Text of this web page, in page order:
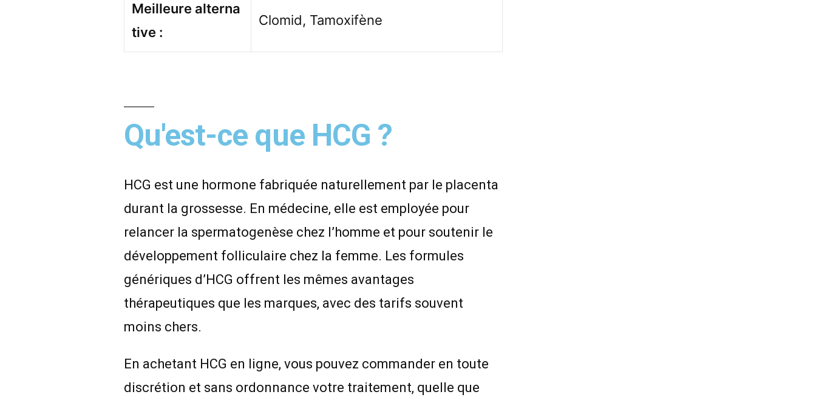
Meilleure alterna
tive :
Clomid, Tamoxifène
Qu'est-ce que HCG ?
HCG est une hormone fabriquée naturellement par le placenta
durant la grossesse. En médecine, elle est employée pour
relancer la spermatogenèse chez l’homme et pour soutenir le
développement folliculaire chez la femme. Les formules
génériques d’HCG offrent les mêmes avantages
thérapeutiques que les marques, avec des tarifs souvent
moins chers.
En achetant HCG en ligne, vous pouvez commander en toute
discrétion et sans ordonnance votre traitement, quelle que